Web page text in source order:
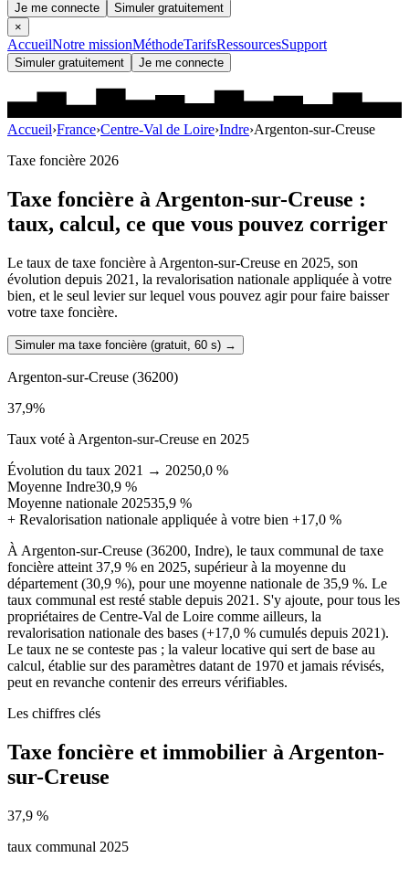
Je me connecte
Simuler gratuitement
×
AccueilNotre missionMéthodeTarifsRessourcesSupport
Simuler gratuitement Je me connecte
Accueil›France›Centre-Val de Loire›Indre›Argenton-sur-Creuse
Taxe foncière 2026
Taxe foncière àArgenton-sur-Creuse :
taux, calcul, ce que vous pouvez corriger
Le taux de taxe foncière à Argenton-sur-Creuse en 2025, son
évolution depuis 2021, la revalorisation nationale appliquée à votre
bien, et le seul levier sur lequel vous pouvez agir pour faire baisser
votre taxe foncière.
Simuler ma taxe foncière (gratuit, 60 s) →
Argenton-sur-Creuse (36200)
37,9%
Taux voté à Argenton-sur-Creuse en 2025
Évolution du taux 2021 → 20250,0 %
Moyenne Indre30,9 %
Moyenne nationale 202535,9 %
+ Revalorisation nationale appliquée à votre bien +17,0 %
À Argenton-sur-Creuse (36200, Indre), le taux communal de taxe
foncière atteint 37,9 % en 2025, supérieur à la moyenne du
département (30,9 %), pour une moyenne nationale de 35,9 %. Le
taux communal est resté stable depuis 2021. S'y ajoute, pour tous les
propriétaires de Centre-Val de Loire comme ailleurs, la
revalorisation nationale des bases (+17,0 % cumulés depuis 2021).
Le taux ne se conteste pas ; la valeur locative qui sert de base au
calcul, établie sur des paramètres datant de 1970 et jamais révisés,
peut en revanche contenir des erreurs vérifiables.
Les chiffres clés
Taxe foncière et immobilier à Argenton-
sur-Creuse
37,9 %
taux communal 2025